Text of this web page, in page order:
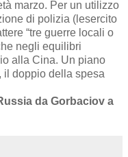
marzo. Per un utilizzo
di polizia (lesercito
“tre guerre locali o
negli equilibri
alla Cina. Un piano
doppio della spesa
da Gorbaciov a